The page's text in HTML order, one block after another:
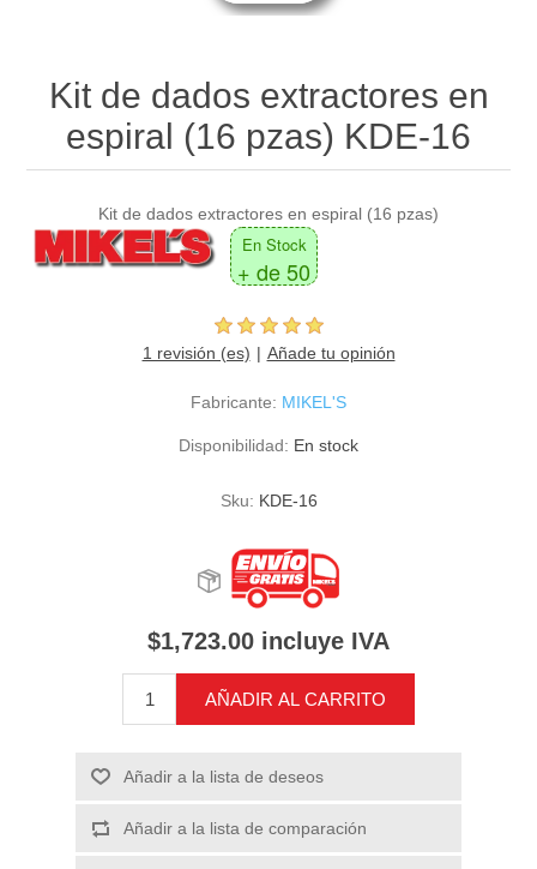
Kit de dados extractores en
espiral (16 pzas) KDE-16
Kit de dados extractores en espiral (16 pzas)
En Stock
+ de 50
1 revisión (es) Añade tu opinión
Fabricante: MIKEL'S
Disponibilidad: En stock
Sku: KDE-16
$1,723.00 incluye IVA
AÑADIR AL CARRITO
Añadir a la lista de deseos
Añadir a la lista de comparación